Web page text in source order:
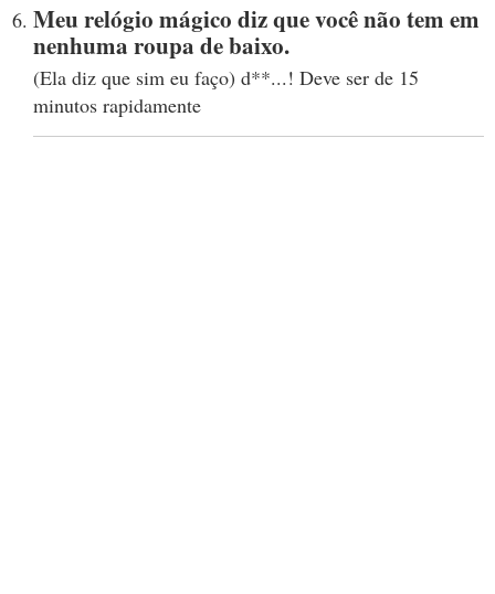
Meu relógio mágico diz que você não tem em
nenhuma roupa de baixo.
(Ela diz que sim eu faço) d**...! Deve ser de 15
minutos rapidamente